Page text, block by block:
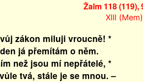
Žalm 118 (119),
XIII (Mem)
zákon miluji vroucně! *
já přemítám o něm.
než jsou mí nepřátelé, *
tvá, stále je se mnou. –